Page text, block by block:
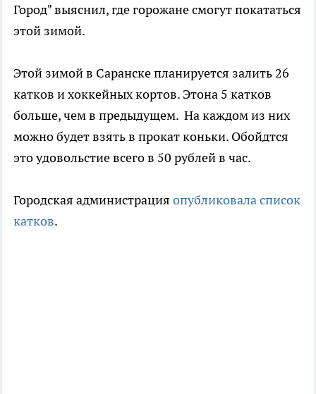
Город" выяснил, где горожане смогут покататься
этой зимой.
Этой зимой в Саранске планируется залить 26
катков и хоккейных кортов. Этона 5 катков
больше, чем в предыдущем. На каждом из них
можно будет взять в прокат коньки. Обойдтся
это удовольстие всего в 50 рублей в час.
Городская администрация опубликовала список
катков.